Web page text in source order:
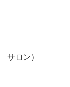
サロン）